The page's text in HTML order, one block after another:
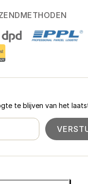
te blijven van het